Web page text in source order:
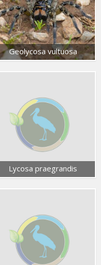
Geolycosa vultuosa
Lycosa praegrandis